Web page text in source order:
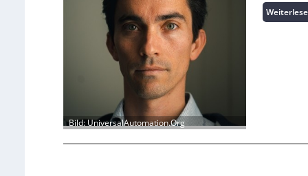
Bild: UniversalAutomation.Org